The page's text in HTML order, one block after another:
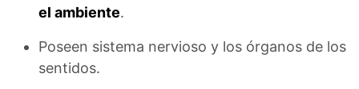
el ambiente.
Poseen sistema nervioso y los órganos de los
sentidos.